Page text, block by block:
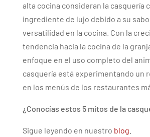
alta cocina consideran la casquería
ingrediente de lujo debido a su
versatilidad en la cocina. Con la
tendencia hacia la cocina de la
enfoque en el uso completo del
casquería está experimentando un
en los menús de los restaurantes
¿Conocías estos 5 mitos de la
Sigue leyendo en nuestro blog